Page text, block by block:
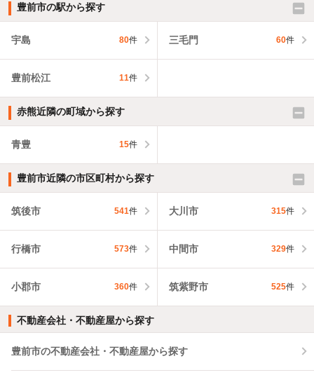
豊前市の駅から探す
宇島 80件 三毛門 60件
豊前松江 11件
赤熊近隣の町域から探す
青豊 15件
豊前市近隣の市区町村から探す
筑後市 541件 大川市 315件
行橋市 573件 中間市 329件
小郡市 360件 筑紫野市 525件
不動産会社・不動産屋から探す
豊前市の不動産会社・不動産屋から探す